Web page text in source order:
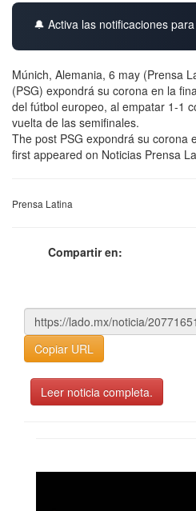
🔔 Activa las notificaciones
Múnich, Alemania, 6 may (Prensa
(PSG) expondrá su corona en la
del fútbol europeo, al empatar 1-1
vuelta de las semifinales.
The post PSG expondrá su corona
first appeared on Noticias Prensa
Prensa Latina
Compartir en:
Copiar URL
Leer noticia completa.